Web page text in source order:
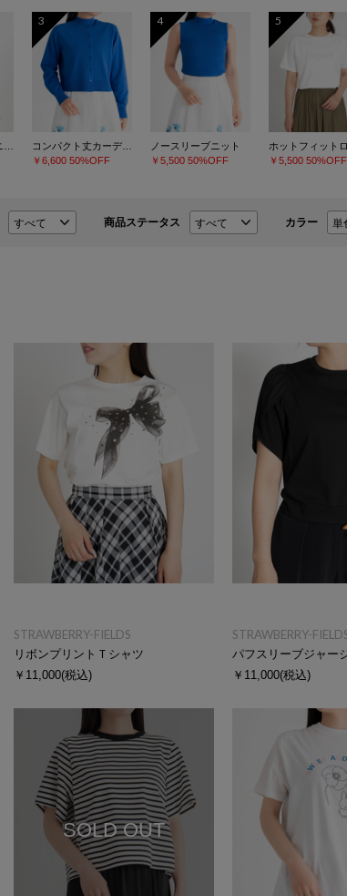
3
￥6,600 50%OFF
4
ノースリーブニット
￥5,500 50%OFF
5
￥5,500 50%OFF
商品ステータス カラー
STRAWBERRY-FIELDS
リボンプリントＴシャツ
￥11,000(税込)
STRAWBERRY-
パフスリーブジャー
￥11,000(税込)
SOLD OUT